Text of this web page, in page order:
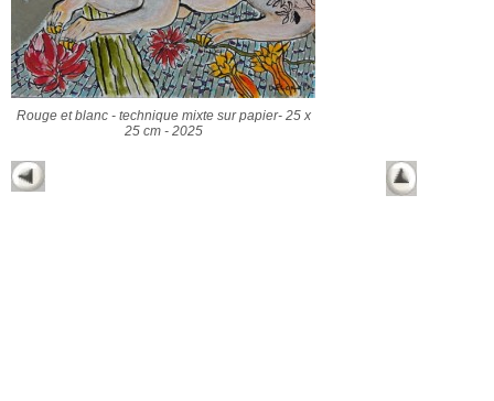
Rouge et blanc - technique mixte sur papier- 25 x
25 cm - 2025